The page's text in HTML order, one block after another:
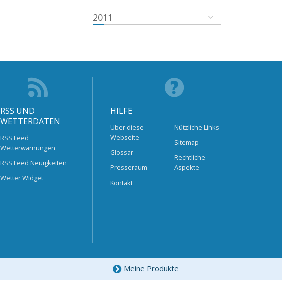
2011
RSS UND
WETTERDATEN
RSS Feed
Wetterwarnungen
RSS Feed Neuigkeiten
Wetter Widget
HILFE
Über diese
Webseite
Glossar
Presseraum
Kontakt
Nützliche Links
Sitemap
Rechtliche
Aspekte
Meine Produkte